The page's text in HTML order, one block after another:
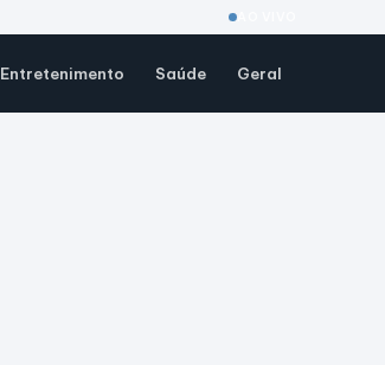
Entretenimento Saúde Geral